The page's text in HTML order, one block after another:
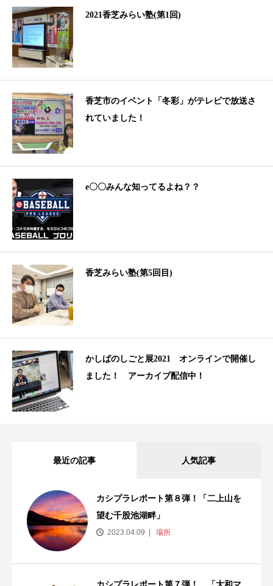
2021香芝みらい塾(第1回)
香芝市のイベント「冬彩」がテレビで放送さ
れていました！
e〇〇みんな知ってるよね？？
香芝みらい塾(第5回目)
かしばのしごと展2021 オンラインで開催し
ました！ アーカイブ配信中！
最近の記事 人気記事
カシプラレポート第８弾！「二上山を
望む千股池湖畔」
2023.04.09 場所